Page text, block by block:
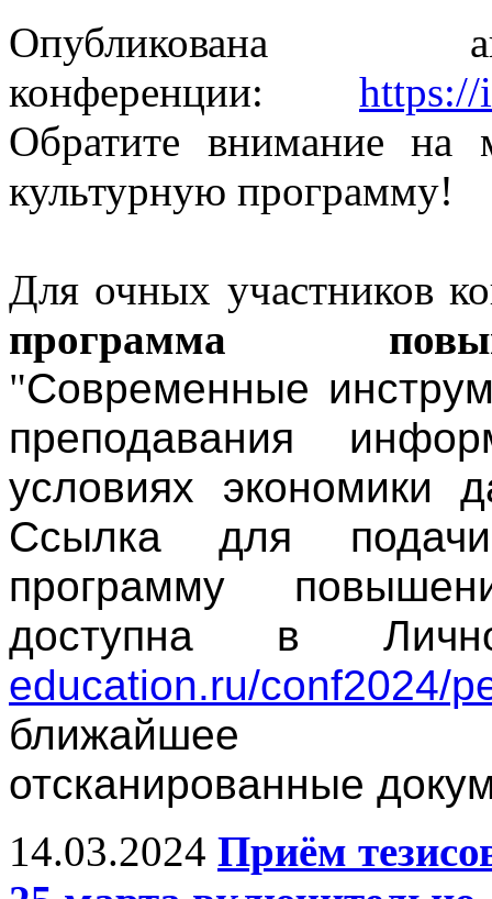
Опубликована
конференции: https://
Обратите внимание на
культурную программу!
Для очных участников
программа
"Современные
преподавания
условиях экономики
Ссылка для
программу
доступна в
education.ru/conf2024/
ближайшее
отсканированные
14.03.2024 Приём